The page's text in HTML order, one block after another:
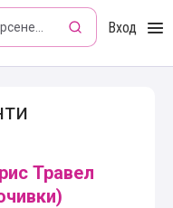
да пътуваш Вход
Травел